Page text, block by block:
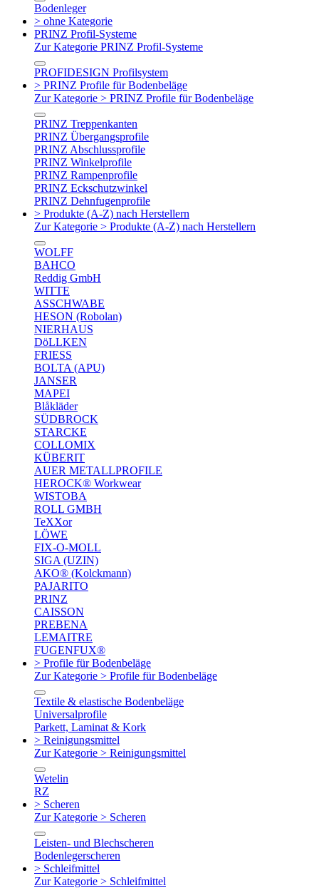
Bodenleger
> ohne Kategorie
PRINZ Profil-Systeme
Zur Kategorie PRINZ Profil-Systeme
PROFIDESIGN Profilsystem
> PRINZ Profile für Bodenbeläge
Zur Kategorie > PRINZ Profile für Bodenbeläge
PRINZ Treppenkanten
PRINZ Übergangsprofile
PRINZ Abschlussprofile
PRINZ Winkelprofile
PRINZ Rampenprofile
PRINZ Eckschutzwinkel
PRINZ Dehnfugenprofile
> Produkte (A-Z) nach Herstellern
Zur Kategorie > Produkte (A-Z) nach Herstellern
WOLFF
BAHCO
Reddig GmbH
WITTE
ASSCHWABE
HESON (Robolan)
NIERHAUS
DöLLKEN
FRIESS
BOLTA (APU)
JANSER
MAPEI
Blåkläder
SÜDBROCK
STARCKE
COLLOMIX
KÜBERIT
AUER METALLPROFILE
HEROCK® Workwear
WISTOBA
ROLL GMBH
TeXXor
LÖWE
FIX-O-MOLL
SIGA (UZIN)
AKO® (Kolckmann)
PAJARITO
PRINZ
CAISSON
PREBENA
LEMAITRE
FUGENFUX®
> Profile für Bodenbeläge
Zur Kategorie > Profile für Bodenbeläge
Textile & elastische Bodenbeläge
Universalprofile
Parkett, Laminat & Kork
> Reinigungsmittel
Zur Kategorie > Reinigungsmittel
Wetelin
RZ
> Scheren
Zur Kategorie > Scheren
Leisten- und Blechscheren
Bodenlegerscheren
> Schleifmittel
Zur Kategorie > Schleifmittel